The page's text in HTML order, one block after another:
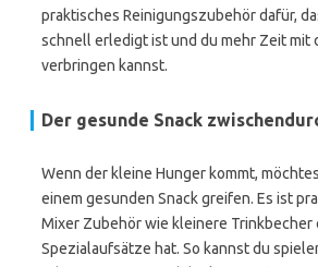
praktisches Reinigungszubehör dafür,
schnell erledigt ist und du mehr Zeit mit
verbringen kannst.
Der gesunde Snack
Wenn der kleine Hunger kommt,
einem gesunden Snack greifen. Es ist
Mixer Zubehör wie kleinere Trinkbecher
Spezialaufsätze hat. So kannst du